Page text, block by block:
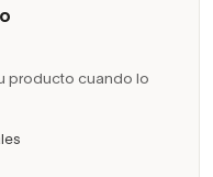
producto cuando lo